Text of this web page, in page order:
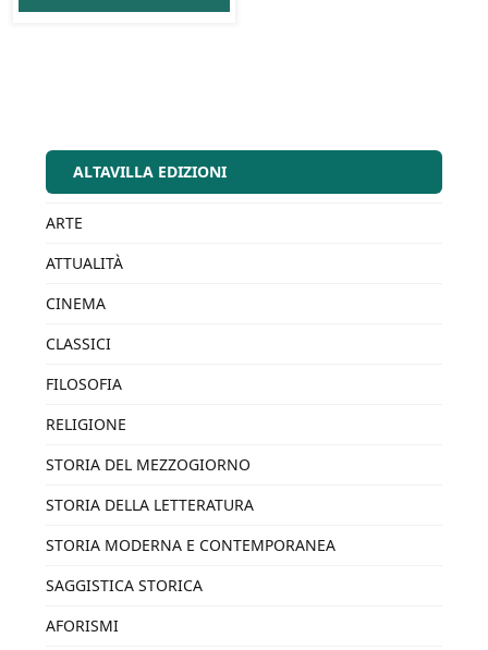
ALTAVILLA EDIZIONI
ARTE
ATTUALITÀ
CINEMA
CLASSICI
FILOSOFIA
RELIGIONE
STORIA DEL MEZZOGIORNO
STORIA DELLA LETTERATURA
STORIA MODERNA E CONTEMPORANEA
SAGGISTICA STORICA
AFORISMI